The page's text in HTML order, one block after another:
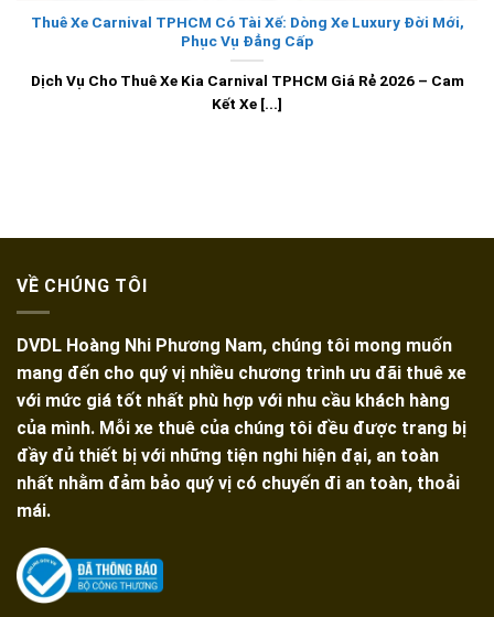
Thuê Xe Carnival TPHCM Có Tài Xế: Dòng Xe Luxury Đời Mới,
Phục Vụ Đẳng Cấp
Dịch Vụ Cho Thuê Xe Kia Carnival TPHCM Giá Rẻ 2026 – Cam
Kết Xe [...]
VỀ CHÚNG TÔI
DVDL Hoàng Nhi Phương Nam, chúng tôi mong muốn
mang đến cho quý vị nhiều chương trình ưu đãi thuê xe
với mức giá tốt nhất phù hợp với nhu cầu khách hàng
của mình. Mỗi xe thuê của chúng tôi đều được trang bị
đầy đủ thiết bị với những tiện nghi hiện đại, an toàn
nhất nhằm đảm bảo quý vị có chuyến đi an toàn, thoải
mái.